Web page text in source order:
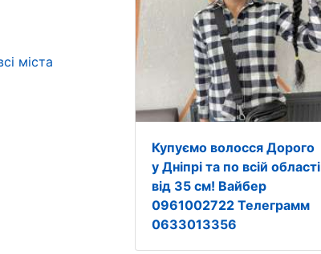
Купуємо волосся Дорого
у Дніпрі та по всій області
від 35 см! Вайбер
0961002722 Телеграмм
0633013356
міста